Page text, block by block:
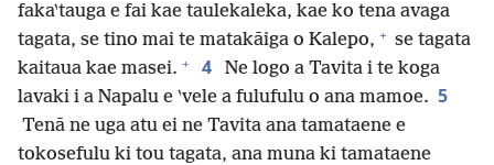
faka‵tauga e fai kae taulekaleka, kae ko tena avaga
tagata, se tino mai te matakāiga o Kalepo, + se tagata
kaitaua kae masei. + 4
Ne logo a Tavita i te koga
lavaki i a Napalu e ‵vele a fulufulu o ana mamoe. 5
Tenā ne uga atu ei ne Tavita ana tamataene e
tokosefulu ki tou tagata, ana muna ki tamataene